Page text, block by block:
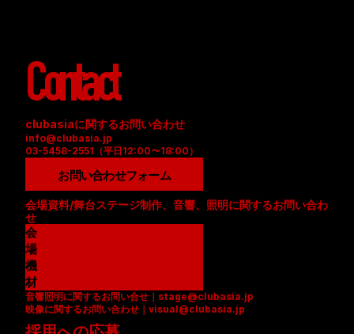
Contact
clubasiaに関するお問い合わせ
info@clubasia.jp
03-5458-2551（平日12:00〜18:00）
お問い合わせフォーム
会場資料/舞台ステージ制作、音響、照明に関するお問い合わ
せ
会
場
資
料
(
P
機
材
リ
ス
音響照明に関するお問い合せ｜stage@clubasia.jp
映像に関するお問い合わせ｜visual@clubasia.jp